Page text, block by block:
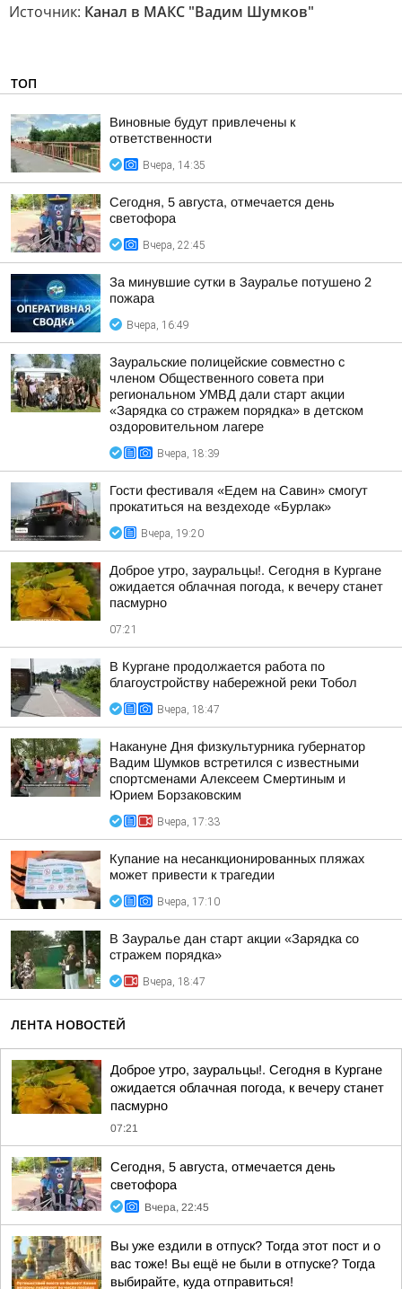
Источник: Канал в МАКС "Вадим Шумков"
ТОП
Виновные будут привлечены к
ответственности
Вчера, 14:35
Сегодня, 5 августа, отмечается день
светофора
Вчера, 22:45
За минувшие сутки в Зауралье потушено 2
пожара
Вчера, 16:49
Зауральские полицейские совместно с
членом Общественного совета при
региональном УМВД дали старт акции
«Зарядка со стражем порядка» в детском
оздоровительном лагере
Вчера, 18:39
Гости фестиваля «Едем на Савин» смогут
прокатиться на вездеходе «Бурлак»
Вчера, 19:20
Доброе утро, зауральцы!. Сегодня в Кургане
ожидается облачная погода, к вечеру станет
пасмурно
07:21
В Кургане продолжается работа по
благоустройству набережной реки Тобол
Вчера, 18:47
Накануне Дня физкультурника губернатор
Вадим Шумков встретился с известными
спортсменами Алексеем Смертиным и
Юрием Борзаковским
Вчера, 17:33
Купание на несанкционированных пляжах
может привести к трагедии
Вчера, 17:10
В Зауралье дан старт акции «Зарядка со
стражем порядка»
Вчера, 18:47
ЛЕНТА НОВОСТЕЙ
Доброе утро, зауральцы!. Сегодня в Кургане
ожидается облачная погода, к вечеру станет
пасмурно
07:21
Сегодня, 5 августа, отмечается день
светофора
Вчера, 22:45
Вы уже ездили в отпуск? Тогда этот пост и о
вас тоже! Вы ещё не были в отпуске? Тогда
выбирайте, куда отправиться!